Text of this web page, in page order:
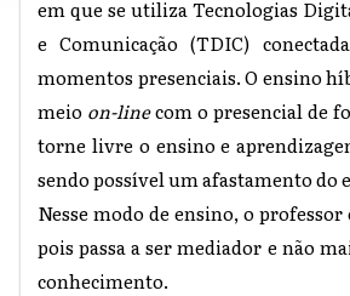
em que se utiliza Tecnologias
e Comunicação (TDIC)
momentos presenciais. O ensino
meio on-linecom o presencial de
torne livre o ensino e
sendo possível um afastamento do
Nesse modo de ensino, o professor
pois passa a ser mediador e não
conhecimento.